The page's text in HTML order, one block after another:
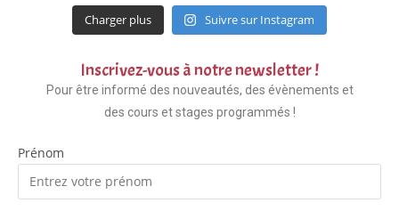
Charger plus Suivre sur Instagram
Inscrivez-vous à notre newsletter !
Pour être informé des nouveautés, des évènements et
des cours et stages programmés !
Prénom